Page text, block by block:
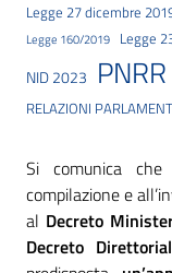
Legge 27 dicembre
Legge 160/2019
Legge
NID 2023 PNRR
RELAZIONI
Si comunica che
compilazione e
al Decreto
Decreto